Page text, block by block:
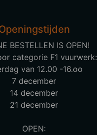
BESTELLEN IS OPEN!
categorie F1 vuurwerk:
van 12.00 -16.oo
7 december
14 december
21 december
OPEN: